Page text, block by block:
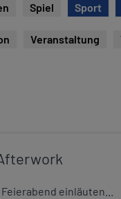
Spiel Sport
Veranstaltung
einläuten...